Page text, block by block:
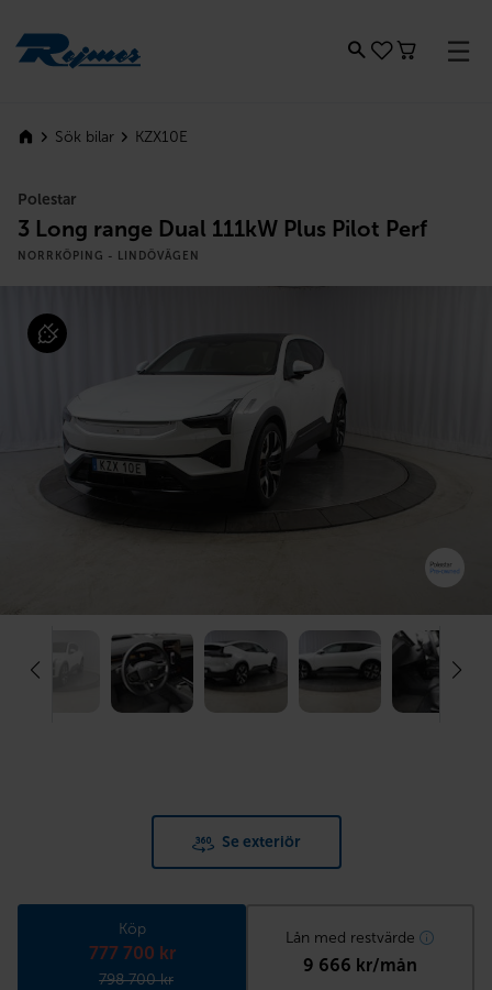
Sök bilar KZX10E
Polestar
3 Long range Dual 111kW Plus Pilot Perf
NORRKÖPING - LINDÖVÄGEN
Se exteriör
Köp
777 700 kr
798 700 kr
Lån med restvärde
9 666 kr/mån